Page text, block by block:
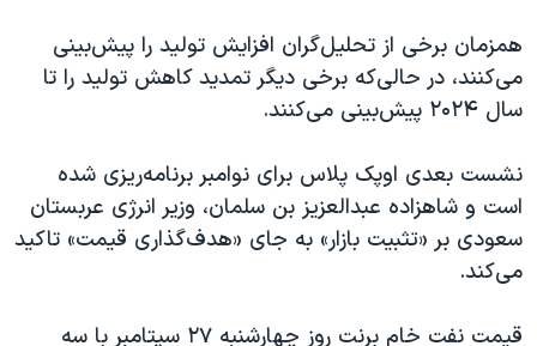
همزمان برخی از تحلیل‌گران افزایش تولید را پیش‌بینی
می‌کنند، در حالی‌که برخی دیگر تمدید کاهش تولید را تا
سال ۲۰۲۴ پیش‌بینی می‌کنند.
نشست بعدی اوپک پلاس برای نوامبر برنامه‌ریزی شده
است و شاهزاده عبدالعزیز بن سلمان، وزیر انرژی عربستان
سعودی بر «تثبیت بازار» به جای «هدف‌گذاری قیمت» تاکید
می‌کند.
قیمت نفت خام برنت روز چهارشنبه ۲۷ سپتامبر با سه